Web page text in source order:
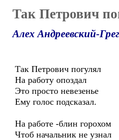
Так Петрович
Алех Андреевский-
Так Петрович погулял
На работу опоздал
Это просто невезенье
Ему голос подсказал.
На работе -блин горохом
Чтоб начальник не узнал